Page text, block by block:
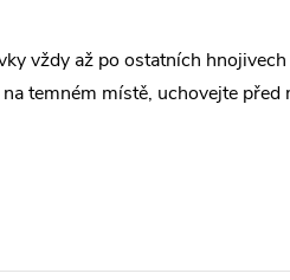
vždy až po ostatních
temném místě, uchovejte před